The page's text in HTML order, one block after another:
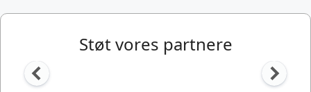
Støt vores partnere